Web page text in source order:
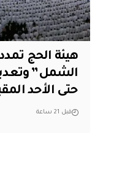
هيئة الحج
الشمل”
حتى الأحد
قبل 21 ساعة